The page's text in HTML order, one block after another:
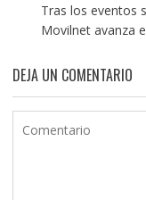
Tras los eventos
Movilnet avanza
DEJA UN COMENTARIO